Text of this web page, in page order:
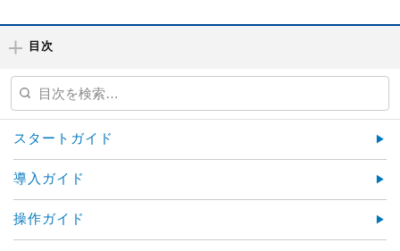
目次
スタートガイド
導入ガイド
操作ガイド